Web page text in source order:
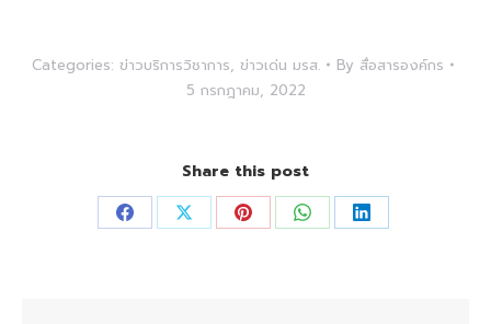
Categories: ข่าวบริการวิชาการ, ข่าวเด่น มรส. By สื่อสารองค์กร
5 กรกฎาคม, 2022
Share this post
Share Share Share Share Share